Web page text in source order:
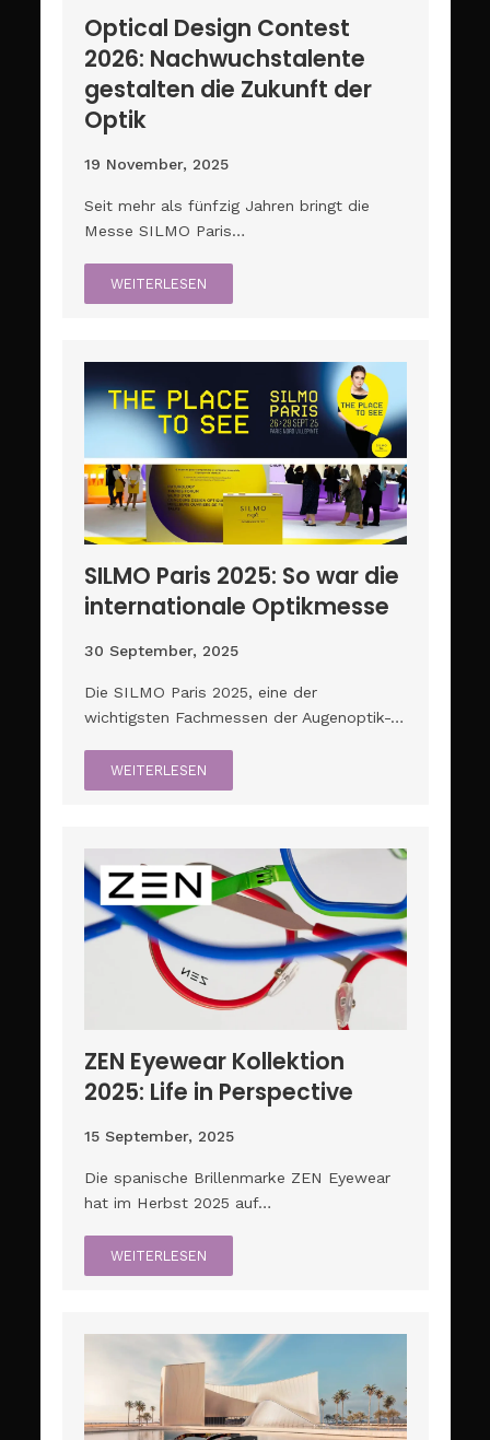
Optical Design Contest
2026: Nachwuchstalente
gestalten die Zukunft der
Optik
19 November, 2025
Seit mehr als fünfzig Jahren bringt die
Messe SILMO Paris…
WEITERLESEN
SILMO Paris 2025: So war die
internationale Optikmesse
30 September, 2025
Die SILMO Paris 2025, eine der
wichtigsten Fachmessen der Augenoptik-…
WEITERLESEN
ZEN Eyewear Kollektion
2025: Life in Perspective
15 September, 2025
Die spanische Brillenmarke ZEN Eyewear
hat im Herbst 2025 auf…
WEITERLESEN